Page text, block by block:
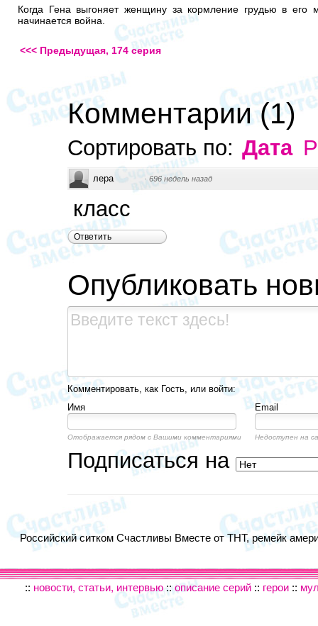
Когда Гена выгоняет женщину за кормление грудью в
начинается война.
<<< Предыдущая, 174 серия
Комментарии(1)
Сортировать по: Дата
лера · 696 недель назад
класс
Ответить
Опубликовать
Комментировать, как Гость, или войти:
Имя
Email
Отображается рядом с Вашими комментариями Недоступен на
Подписаться на
Российский ситком Счастливы Вместе от ТНТ, ремейк
:: новости, статьи, интервью::описание серий :: герои ::